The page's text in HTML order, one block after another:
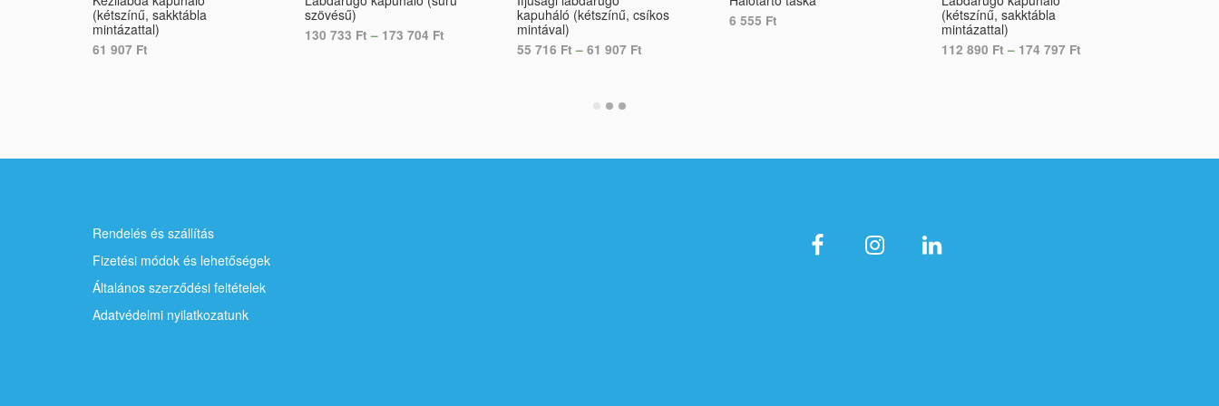
(kétszínű, sakktábla
mintázattal)
61 907 Ft
szövésű)
130 733 Ft – 173 704 Ft
kapuháló (kétszínű, csíkos
mintával)
55 716 Ft – 61 907 Ft
6 555 Ft
(kétszínű, sakktábla
mintázattal)
112 890 Ft – 174 797 Ft
Rendelés és szállítás
Fizetési módok és lehetőségek
Általános szerződési feltételek
Adatvédelmi nyilatkozatunk